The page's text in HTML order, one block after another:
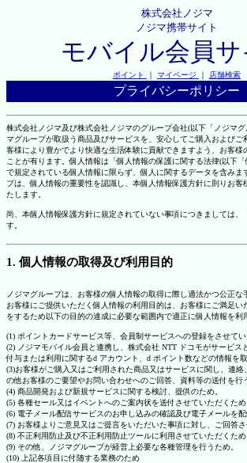
株式会社ノジマ
ノジマ携帯サイト
モバイル会員サ
ポイント ｜ マイページ ｜ 店舗検索
プライバシーポリシー
株式会社ノジマ及び株式会社ノジマのグループ会社(以下「ノジマ
マグループが取扱う商品及びサービスを、安心してご購入およびご
客様により豊かでより快適な生活体験に貢献できますよう、お客様
ことが有ります。個人情報は「個人情報の保護に関する法律(以下
で規定されている個人情報に限らず、個人に関するデータを含みま
プは、個人情報の重要性を認識し、本個人情報保護方針に則りお客
たします。
尚、本個人情報保護方針に規定されていない事項につきましては、
す。
1. 個人情報の取得及び利用目的
ノジマグループは、お客様の個人情報の取得に際し適法かつ公正な
お客様にご提供いただく個人情報の利用目的は、お客様にご満足い
をするため以下の目的の達成に必要な範囲内で適正に個人情報を利
(1) ポイントカードサービス等、会員制サービスへの登録をさせて
(2) ノジマモバイル会員と連携し、株式会社 NTT ドコモがサービス
付与または利用に関するd アカウント、d ポイント数などの情報を取
(3)お客様がご購入又はご利用された商品又はサービスに関し、連
の他お客様のご要望やお問い合わせへのご回答、資料等の送付を行
(4) 商品開発および新規サービスに関する検討、提供のため。
(5) 各種セール又はイベントへのご案内状を送付させていただくため
(6) 電子メール配信サービスのお申し込みの確認及び電子メールを配
(7) お客様よりご意見又はご提言をいただいた事項に対し、ご回答さ
(8) 不正利用防止及び不正利用防止ツールに利用させていただくため
(9) その他、ノジマグループが経営上必要な各種管理を行うため。
(10) 上記各項目に付随する業務のため